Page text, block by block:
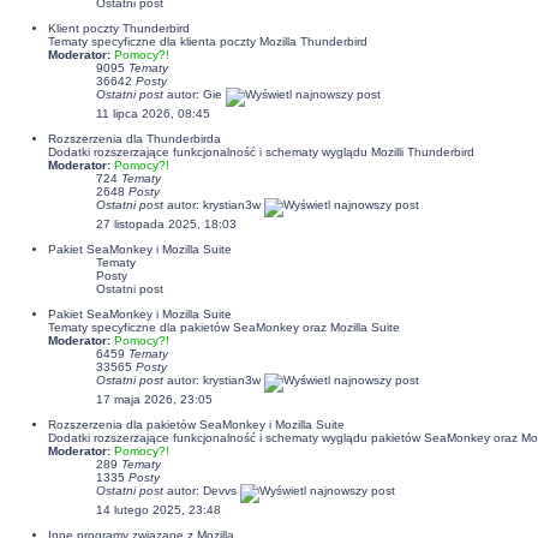
Ostatni post
Klient poczty Thunderbird
Tematy specyficzne dla klienta poczty Mozilla Thunderbird
Moderator: Pomocy?!
9095 Tematy
36642 Posty
Ostatni post autor: Gie
11 lipca 2026, 08:45
Rozszerzenia dla Thunderbirda
Dodatki rozszerzające funkcjonalność i schematy wyglądu Mozilli Thunderbird
Moderator: Pomocy?!
724 Tematy
2648 Posty
Ostatni post autor: krystian3w
27 listopada 2025, 18:03
Pakiet SeaMonkey i Mozilla Suite
Tematy
Posty
Ostatni post
Pakiet SeaMonkey i Mozilla Suite
Tematy specyficzne dla pakietów SeaMonkey oraz Mozilla Suite
Moderator: Pomocy?!
6459 Tematy
33565 Posty
Ostatni post autor: krystian3w
17 maja 2026, 23:05
Rozszerzenia dla pakietów SeaMonkey i Mozilla Suite
Dodatki rozszerzające funkcjonalność i schematy wyglądu pakietów SeaMonkey oraz
Moderator: Pomocy?!
289 Tematy
1335 Posty
Ostatni post autor: Devvs
14 lutego 2025, 23:48
Inne programy związane z Mozillą